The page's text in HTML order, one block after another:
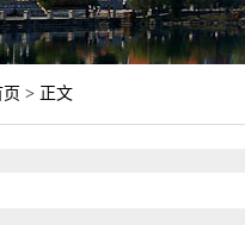
> 正文